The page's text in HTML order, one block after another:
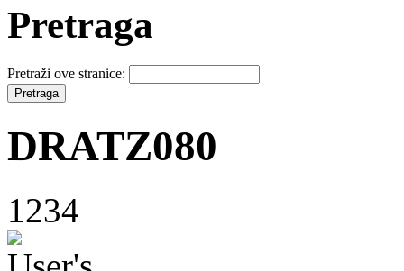
Pretraga
Pretraži ove stranice:
DRATZ080
1234